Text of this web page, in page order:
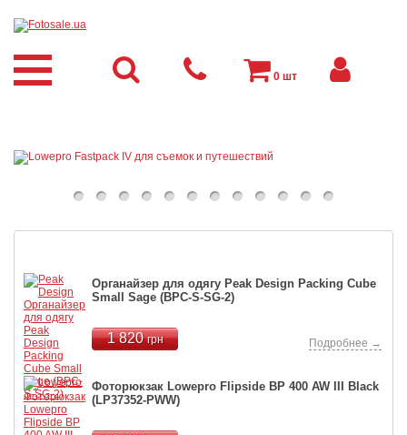
Органайзер для одягу Peak Design Packing Cube
Small Sage (BPC-S-SG-2)
1 820грн Подробнее →
Фоторюкзак Lowepro Flipside BP 400 AW III Black
(LP37352-PWW)
0 шт